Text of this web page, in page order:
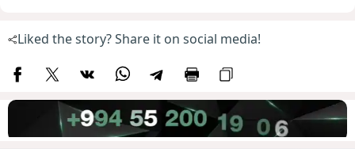
Liked the story? Share it on social media!